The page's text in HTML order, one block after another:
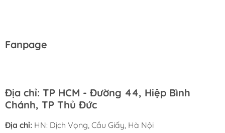
Fanpage
Địa chỉ: TP HCM - Đường 44, Hiệp Bình
Chánh, TP Thủ Đức
Địa chỉ: HN: Dịch Vọng, Cầu Giấy, Hà Nội